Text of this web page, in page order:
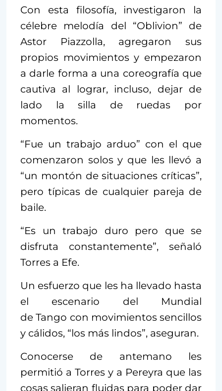
Con esta filosofía, investigaron la
célebre melodía del “Oblivion” de
Astor Piazzolla, agregaron sus
propios movimientos y empezaron
a darle forma a una coreografía que
cautiva al lograr, incluso, dejar de
lado la silla de ruedas por
momentos.
“Fue un trabajo arduo” con el que
comenzaron solos y que les llevó a
“un montón de situaciones críticas”,
pero típicas de cualquier pareja de
baile.
“Es un trabajo duro pero que se
disfruta constantemente”, señaló
Torres a Efe.
Un esfuerzo que les ha llevado hasta
el escenario del Mundial
de Tango con movimientos sencillos
y cálidos, “los más lindos”, aseguran.
Conocerse de antemano les
permitió a Torres y a Pereyra que las
cosas salieran fluidas para poder dar